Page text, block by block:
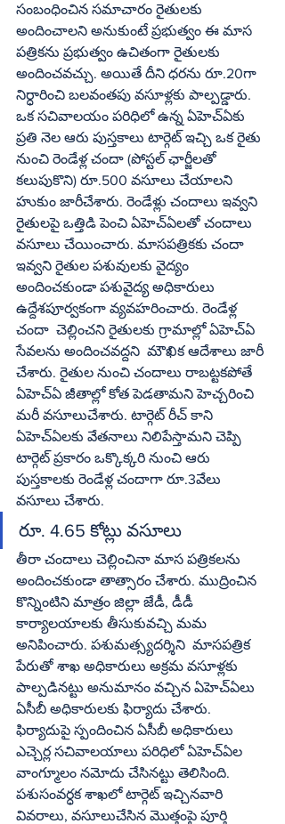
సంబంధించిన సమాచారం రైతులకు
అందించాలని అనుకుంటే ప్రభుత్వం ఈ మాస
పత్రికను ప్రభుత్వం ఉచితంగా రైతులకు
అందించవచ్చు. అయితే దీని ధరను రూ.20గా
నిర్ధారించి బలవంతపు వసూళ్లకు పాల్పడ్డారు.
ఒక సచివాలయం పరిధిలో ఉన్న ఏహెచ్‌ఏకు
ప్రతి నెల ఆరు పుస్తకాలు టార్గెట్‌ ఇచ్చి ఒక రైతు
నుంచి రెండేళ్ల చందా (పోస్టల్‌ ఛార్జీలతో
కలుపుకొని) రూ.500 వసూలు చేయాలని
హుకుం జారీచేశారు. రెండేళ్లు చందాలు ఇవ్వని
రైతులపై ఒత్తిడి పెంచి ఏహెచ్‌ఏలతో చందాలు
వసూలు చేయించారు. మాసపత్రికకు చందా
ఇవ్వని రైతుల పశువులకు వైద్యం
అందించకుండా పశువైద్య అధికారులు
ఉద్దేశపూర్వకంగా వ్యవహరించారు. రెండేళ్ల
చందా  చెల్లించని రైతులకు గ్రామాల్లో ఏహెచ్‌ఏ
సేవలను అందించవద్దని  మౌఖిక ఆదేశాలు జారీ
చేశారు. రైతుల నుంచి చందాలు రాబట్టకపోతే
ఏహెచ్‌ఏ జీతాల్లో కోత పెడతామని హెచ్చరించి
మరీ వసూలుచేశారు. టార్గెట్‌ రీచ్‌ కాని
ఏహెచ్‌ఏలకు వేతనాలు నిలిపేస్తామని చెప్పి
టార్గెట్‌ ప్రకారం ఒక్కొక్కరి నుంచి ఆరు
పుస్తకాలకు రెండేళ్ల చందాగా రూ.3వేలు
వసూలు చేశారు.
రూ. 4.65 కోట్లు వసూలు
తీరా చందాలు చెల్లించినా మాస పత్రికలను
అందించకుండా తాత్సారం చేశారు. ముద్రించిన
కొన్నింటిని మాత్రం జిల్లా జేడీ, డీడీ
కార్యాలయాలకు తీసుకువచ్చి మమ
అనిపించారు. పశుమత్స్యదర్శిని  మాసపత్రిక
పేరుతో శాఖ అధికారులు అక్రమ వసూళ్లకు
పాల్పడినట్టు అనుమానం వచ్చిన ఏహెచ్‌ఏలు
ఏసీబీ అధికారులకు ఫిర్యాదు చేశారు.
ఫిర్యాదుపై స్పందించిన ఏసీబీ అధికారులు
ఎచ్చెర్ల సచివాలయాలు పరిధిలో ఏహెచ్‌ఏల
వాంగ్మూలం నమోదు చేసినట్టు తెలిసింది.
పశుసంవర్ధక శాఖలో టార్గెట్‌ ఇచ్చినవారి
వివరాలు, వసూలుచేసిన మొత్తంపై పూర్తి